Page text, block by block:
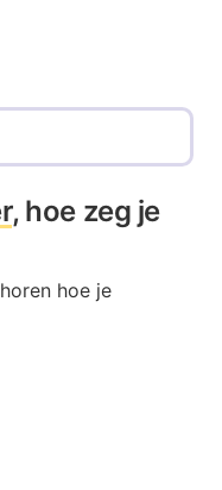
, hoe zeg je
hoe je